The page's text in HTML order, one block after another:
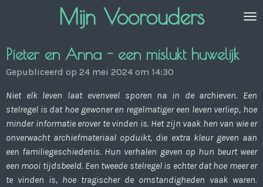
de
hoofdinhoud
Mijn Voorouders
Pieter en Anna - een mislukt huwelijk
Gepubliceerd op 24 mei 2024 om 14:30
Niet elk leven laat evenveel sporen na in de archieven. Een
stelregel is dat hoe gewoner en regelmatiger een leven verliep, hoe
minder informatie erover te vinden is. Het zijn vaak hen van wie er
onverwacht archiefmateriaal opduikt, die extra kleur geven aan
een familiegeschiedenis. Hun verhalen geven op hun beurt weer
een mooi tijdsbeeld. Een tweede stelregel is echter dat hoe meer er
te vinden is, hoe tragischer de omstandigheden vaak waren.